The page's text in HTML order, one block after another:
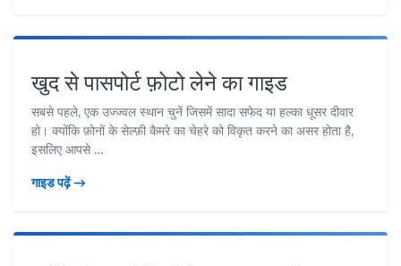
खुद से पासपोर्ट फ़ोटो लेने का गाइड
सबसे पहले, एक उज्ज्वल स्थान चुनें जिसमें सादा सफेद या हल्का धूसर दीवार
हो। क्योंकि फ़ोनों के सेल्फ़ी कैमरे का चेहरे को विकृत करने का असर होता है,
इसलिए आपसे …
गाइड पढ़ें →